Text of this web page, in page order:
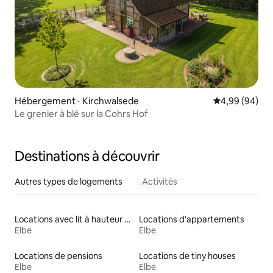
Hébergement ⋅ Kirchwalsede Évaluation
4,99 (94)
Le grenier à blé sur la Cohrs Hof
Destinations à découvrir
Autres types de logements Activités
Locations avec lit à hauteur adaptée
Elbe
Locations d'appartements
Elbe
Locations de pensions
Elbe
Locations de tiny houses
Elbe